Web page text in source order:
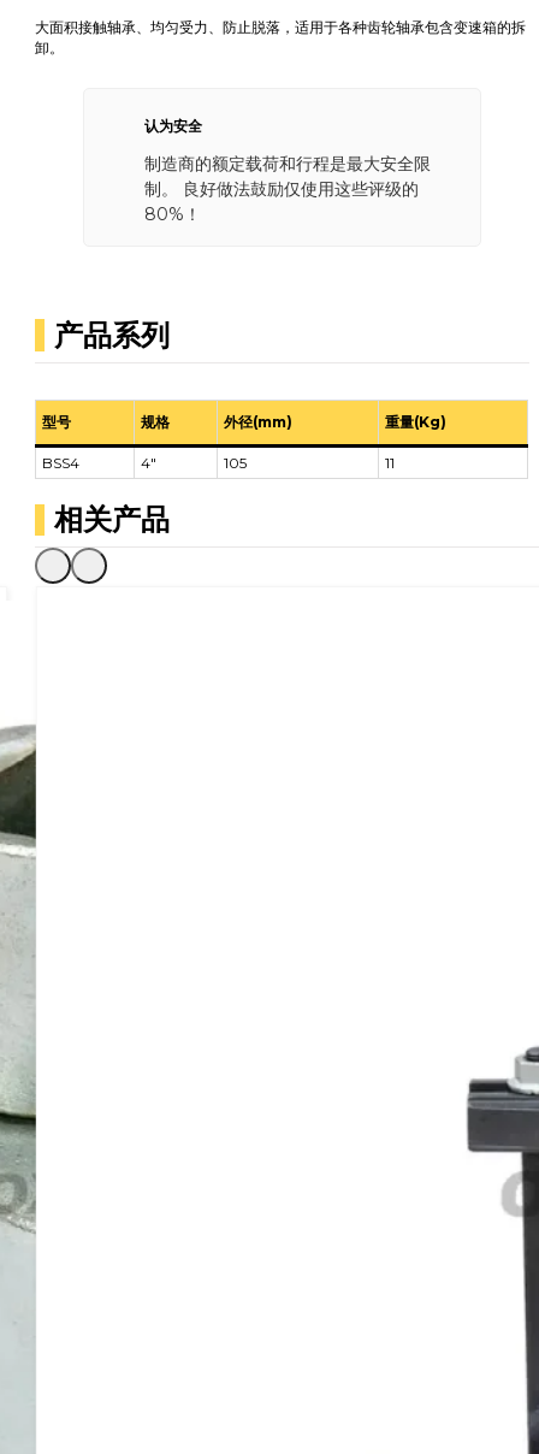
大面积接触轴承、均匀受力、防止脱落，适用于各种齿轮轴承包含变速箱的拆
卸。
认为安全
制造商的额定载荷和行程是最大安全限
制。 良好做法鼓励仅使用这些评级的
80%！
产品系列
型号 规格 外径(mm) 重量(Kg)
BSS4 4″ 105 11
相关产品